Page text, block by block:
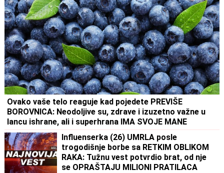
Ovako vaše telo reaguje kad pojedete PREVIŠE
BOROVNICA: Neodoljive su, zdrave i izuzetno važne u
lancu ishrane, ali i superhrana IMA SVOJE MANE
Influenserka (26) UMRLA posle
trogodišnje borbe sa RETKIM OBLIKOM
RAKA: Tužnu vest potvrdio brat, od nje
se OPRAŠTAJU MILIONI PRATILACA